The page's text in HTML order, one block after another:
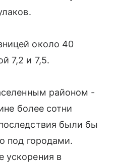
около 40
7,2 и 7,5.
районом -
более сотни
были бы
под городами.
ускорения в